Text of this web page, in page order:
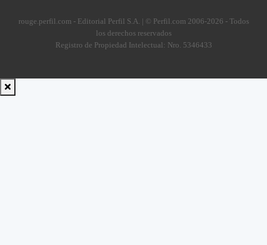
rouge.perfil.com - Editorial Perfil S.A. | © Perfil.com 2006-2026 - Todos
los derechos reservados
Registro de Propiedad Intelectual: Nro. 5346433